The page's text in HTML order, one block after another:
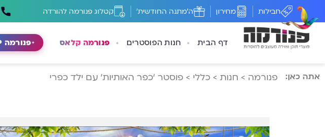
חבילות מחירון ה'מתנה החודשית' קטלוג פנורמה להורדה
דף הבית חנות הפוסטרים פנורמה קלאס פנורמה V.I.P
אתה כאן: פנורמה > חנות > כללי > פוסטר ‘כפר האותיות’ עם ילד כפרי